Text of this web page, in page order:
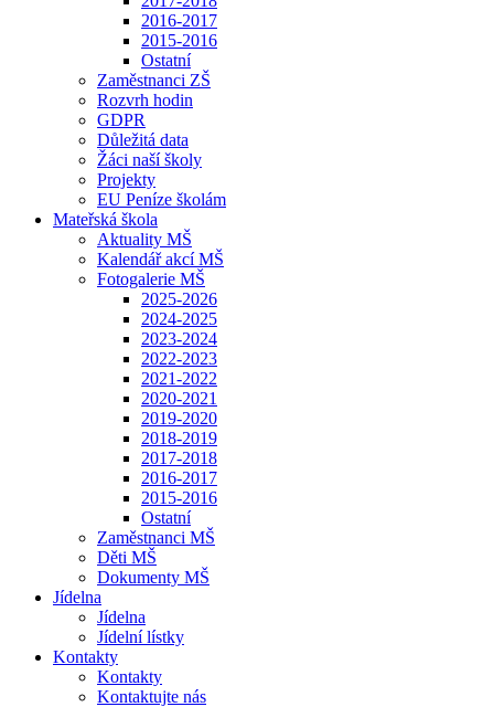
2016-2017
2015-2016
Ostatní
Zaměstnanci ZŠ
Rozvrh hodin
GDPR
Důležitá data
Žáci naší školy
Projekty
EU Peníze školám
Mateřská škola
Aktuality MŠ
Kalendář akcí MŠ
Fotogalerie MŠ
2025-2026
2024-2025
2023-2024
2022-2023
2021-2022
2020-2021
2019-2020
2018-2019
2017-2018
2016-2017
2015-2016
Ostatní
Zaměstnanci MŠ
Děti MŠ
Dokumenty MŠ
Jídelna
Jídelna
Jídelní lístky
Kontakty
Kontakty
Kontaktujte nás